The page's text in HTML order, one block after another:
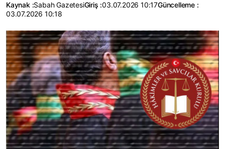
Kaynak :Sabah GazetesiGiriş :03.07.2026 10:17Güncelleme :
03.07.2026 10:18